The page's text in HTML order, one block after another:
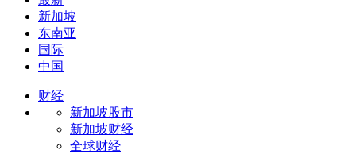
新加坡
东南亚
国际
中国
财经
新加坡股市
新加坡财经
全球财经